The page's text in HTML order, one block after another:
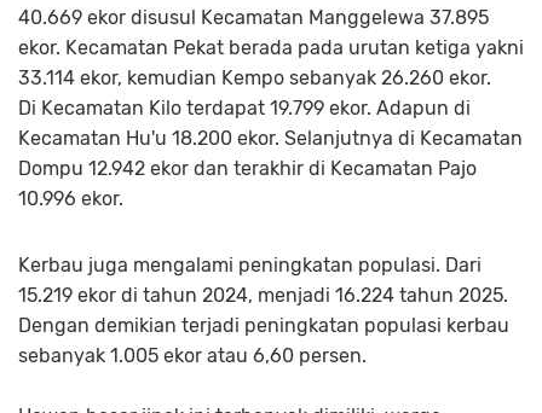
40.669 ekor disusul Kecamatan Manggelewa 37.895
ekor. Kecamatan Pekat berada pada urutan ketiga yakni
33.114 ekor, kemudian Kempo sebanyak 26.260 ekor.
Di Kecamatan Kilo terdapat 19.799 ekor. Adapun di
Kecamatan Hu'u 18.200 ekor. Selanjutnya di Kecamatan
Dompu 12.942 ekor dan terakhir di Kecamatan Pajo
10.996 ekor.
Kerbau juga mengalami peningkatan populasi. Dari
15.219 ekor di tahun 2024, menjadi 16.224 tahun 2025.
Dengan demikian terjadi peningkatan populasi kerbau
sebanyak 1.005 ekor atau 6,60 persen.